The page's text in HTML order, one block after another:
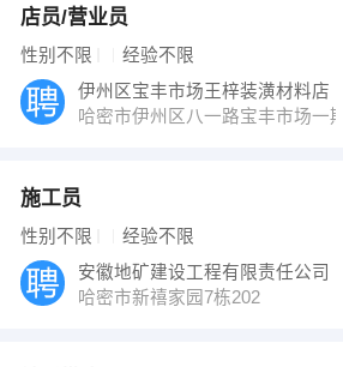
店员/营业员
性别不限 经验不限
伊州区宝丰市场王梓装潢材料店
哈密市伊州区八一路宝丰市场一
施工员
性别不限 经验不限
安徽地矿建设工程有限责任公司
哈密市新禧家园7栋202